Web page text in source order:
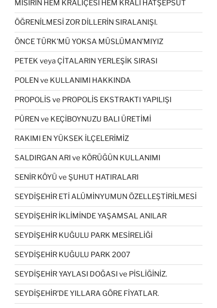
MISIRIN HEM KRALİÇESİ HEM KRALI HATŞEPSUT
ÖĞRENİLMESİ ZOR DİLLERİN SIRALANIŞI.
ÖNCE TÜRK’MÜ YOKSA MÜSLÜMAN’MIYIZ
PETEK veya ÇİTALARIN YERLEŞİK SIRASI
POLEN ve KULLANIMI HAKKINDA
PROPOLİS ve PROPOLİS EKSTRAKTI YAPILIŞI
PÜREN ve KEÇİBOYNUZU BALI ÜRETİMİ
RAKIMI EN YÜKSEK İLÇELERİMİZ
SALDIRGAN ARI ve KÖRÜĞÜN KULLANIMI
SENİR KÖYÜ ve ŞUHUT HATIRALARI
SEYDİŞEHİR ETİ ALÜMİNYUMUN ÖZELLEŞTİRİLMESİ
SEYDİŞEHİR İKLİMİNDE YAŞAMSAL ANILAR
SEYDİŞEHİR KUĞULU PARK MESİRELİĞİ
SEYDİŞEHİR KUĞULU PARK 2007
SEYDİŞEHİR YAYLASI DOĞASI ve PİSLİĞİNİZ.
SEYDİŞEHİR’DE YILLARA GÖRE FİYATLAR.